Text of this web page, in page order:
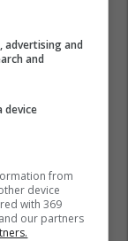
advertising and
and
device
from
device
with 369
our partners